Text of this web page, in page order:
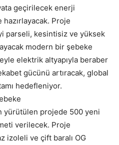
geçirilecek enerji
hazırlayacak. Proje
parseli, kesintisiz ve yüksek
modern bir şebeke
elektrik altyapıyla beraber
gücünü artıracak, global
hedefleniyor.
yürütülen projede 500 yeni
verilecek. Proje
izoleli ve çift baralı OG